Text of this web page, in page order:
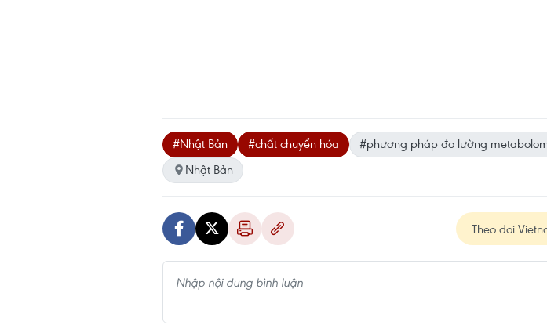
#Nhật Bản #chất chuyển hóa
#phương pháp đo lường
Nhật Bản
Theo dõi